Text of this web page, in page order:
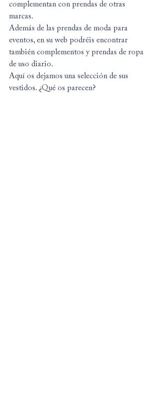
complementan con prendas de otras
marcas.
Además de las prendas de moda para
eventos, en su web podréis encontrar
también complementos y prendas de ropa
de uso diario.
Aquí os dejamos una selección de sus
vestidos. ¿Qué os parecen?